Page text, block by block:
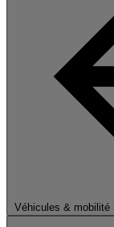
Véhicules & mobilité